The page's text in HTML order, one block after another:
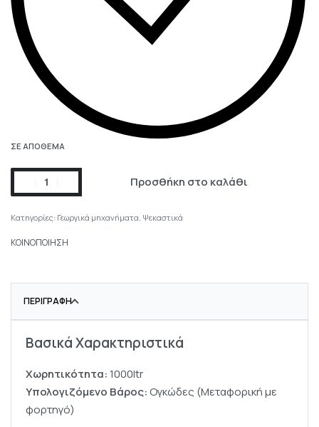
ΣΕ ΑΠΌΘΕΜΑ
Προσθήκη στο καλάθι
Κατηγορίες: Γεωργικά μηχανήματα Ψεκαστικά
ΚΟΙΝΟΠΟΙΗΣΗ
ΠΕΡΙΓΡΑΦΉ
Βασικά Χαρακτηριστικά
Χωρητικότητα:1000ltr
Υπολογιζόμενο Βάρος: Ογκώδες (Μεταφορική με
φορτηγό)